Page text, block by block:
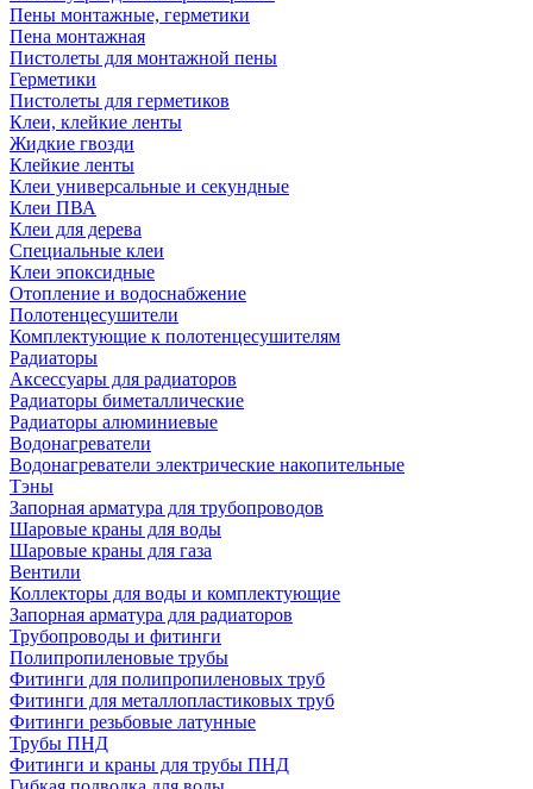
Пены монтажные, герметики
Пена монтажная
Пистолеты для монтажной пены
Герметики
Пистолеты для герметиков
Клеи, клейкие ленты
Жидкие гвозди
Клейкие ленты
Клеи универсальные и секундные
Клеи ПВА
Клеи для дерева
Специальные клеи
Клеи эпоксидные
Отопление и водоснабжение
Полотенцесушители
Комплектующие к полотенцесушителям
Радиаторы
Аксессуары для радиаторов
Радиаторы биметаллические
Радиаторы алюминиевые
Водонагреватели
Водонагреватели электрические накопительные
Тэны
Запорная арматура для трубопроводов
Шаровые краны для воды
Шаровые краны для газа
Вентили
Коллекторы для воды и комплектующие
Запорная арматура для радиаторов
Трубопроводы и фитинги
Полипропиленовые трубы
Фитинги для полипропиленовых труб
Фитинги для металлопластиковых труб
Фитинги резьбовые латунные
Трубы ПНД
Фитинги и краны для трубы ПНД